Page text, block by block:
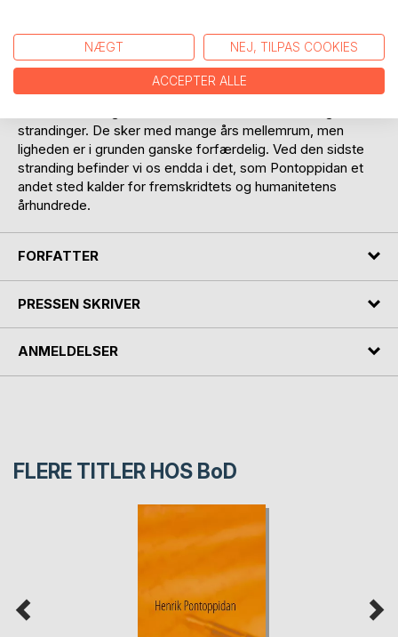
skarpt billede af en lang række sociale forhold i Danmark
omkring 1880. Vi møder de fattige husmænd, de rige
gårdejere, og præsterne som er noget for sig.
strandinger. De sker med mange års mellemrum, men
ligheden er i grunden ganske forfærdelig. Ved den sidste
stranding befinder vi os endda i det, som Pontoppidan et
andet sted kalder for fremskridtets og humanitetens
århundrede.
FORFATTER
PRESSEN SKRIVER
ANMELDELSER
FLERE TITLER HOS BoD
NÆGT NEJ, TILPAS COOKIES
ACCEPTER ALLE